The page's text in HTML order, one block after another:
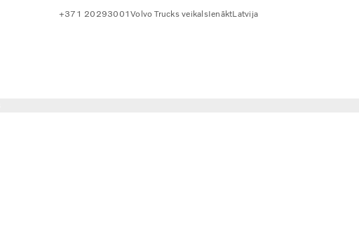
+371 20293001Volvo Trucks veikalsIenāktLatvija